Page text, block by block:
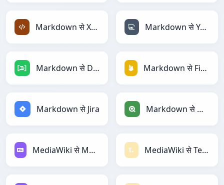
Markdown से XML Markdown से YAML
Markdown से DAX Markdown से Firebase
Markdown से Jira Markdown से Qlik
MediaWiki से Markdown MediaWiki से Textile